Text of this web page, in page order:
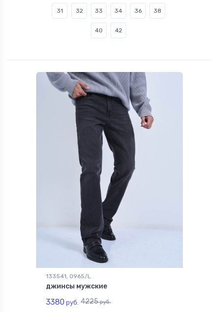
31 32 33 34 36 38
40 42
133541, 0965/L
джинсы мужские
3380 руб. 4225руб.